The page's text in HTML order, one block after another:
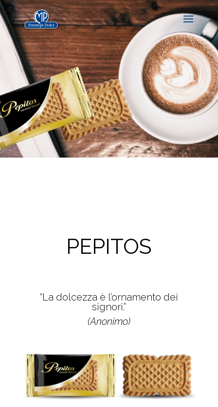
PEPITOS
“La dolcezza è l’ornamento dei
signori.”
(Anonimo)